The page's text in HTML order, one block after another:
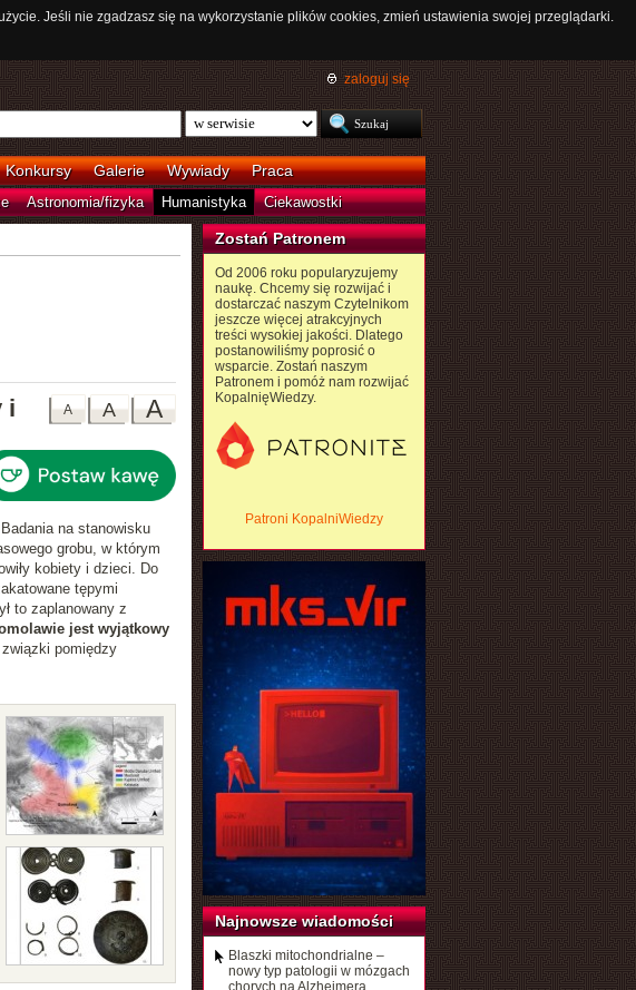
Jeśli nie zgadzasz się na wykorzystanie plików cookies, zmień ustawienia swojej przeglądarki.
zaloguj się
Konkursy Galerie Wywiady Praca
Astronomia/fizyka Humanistyka Ciekawostki
A
A
A
i
na stanowisku
grobu, w którym
kobiety i dzieci. Do
tępymi
to zaplanowany z
jest wyjątkowy
pomiędzy
Zostań Patronem
Od 2006 roku popularyzujemy
naukę. Chcemy się rozwijać i
dostarczać naszym Czytelnikom
jeszcze więcej atrakcyjnych
treści wysokiej jakości. Dlatego
postanowiliśmy poprosić o
wsparcie. Zostań naszym
Patronem i pomóż nam rozwijać
KopalnięWiedzy.
Patroni KopalniWiedzy
Najnowsze wiadomości
Blaszki mitochondrialne –
nowy typ patologii w mózgach
chorych na Alzheimera